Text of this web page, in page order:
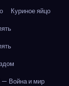
Куриное яйцо
— Война и мир